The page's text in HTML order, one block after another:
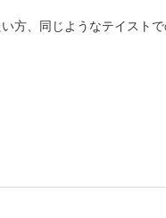
方、同じようなテイスト